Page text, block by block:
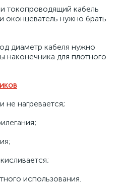
токопроводящий кабель
нужно брать
диаметр кабеля нужно
наконечника для плотного
не нагревается;
использования.